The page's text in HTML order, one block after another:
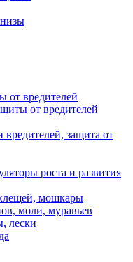
от вредителей
от вредителей
вредителей, защита от
роста и развития
мошкары
моли, муравьев
лески